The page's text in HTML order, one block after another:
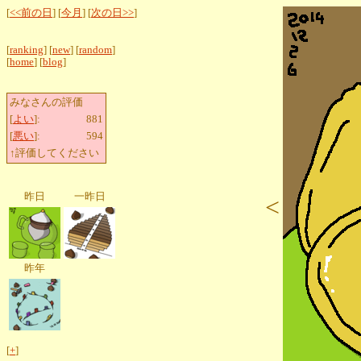
[<<前の日 ] [今月 ] [次の日>>]
[ranking] [new] [random]
[home] [blog]
みなさんの評価
[よい]:
881
[悪い]:
594
↑評価してください
昨日 一昨日
昨年
[+]
<